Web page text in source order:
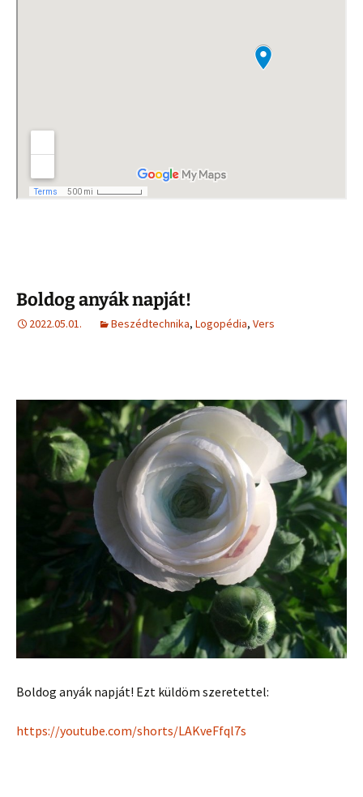
Boldog anyák napját!
2022.05.01. Beszédtechnika, Logopédia, Vers
Boldog anyák napját! Ezt küldöm szeretettel:
https://youtube.com/shorts/LAKveFfql7s